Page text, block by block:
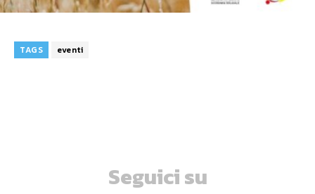
TAGS eventi
Seguici su